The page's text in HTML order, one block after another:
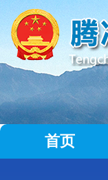
首页